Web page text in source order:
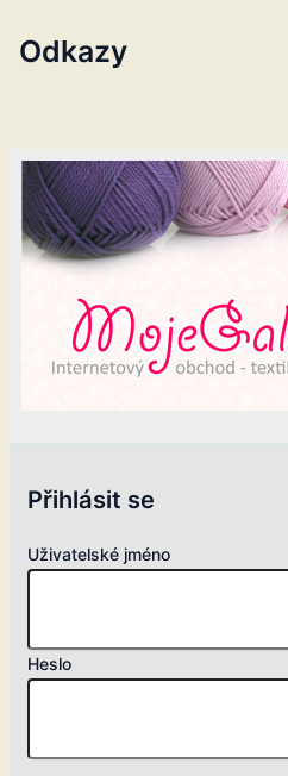
Odkazy
Přihlásit se
Uživatelské jméno
Heslo